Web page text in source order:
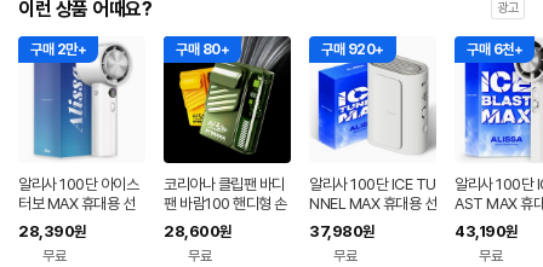
이런 상품 어때요? 광고
구매 2만+
알리사 100단 아이스
터보 MAX 휴대용 선
풍기 냉각 에어컨 손 선
풍기 손풍기 미니 핸디
28,390원
무료
구매 80+
코리아나 클립팬 바디
팬 바람100 핸디형 손
풍기 급속냉각 등풍기
탁상용 소형 허리 BLD
28,600원
무료
구매 920+
알리사 100단 ICE TU
NNEL MAX 휴대용 선
풍기 허리 바디 손 선풍
기 등 캠핑 클립팬
37,980원
무료
구매 6천+
알리사 100단
AST MAX 휴
풍기 냉각 에어
풍기 손풍기 미
43,190원
무료